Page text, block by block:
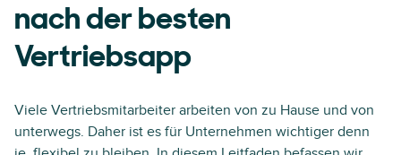
nach der besten
Vertriebsapp
Viele Vertriebsmitarbeiter arbeiten von zu Hause und von
unterwegs. Daher ist es für Unternehmen wichtiger denn